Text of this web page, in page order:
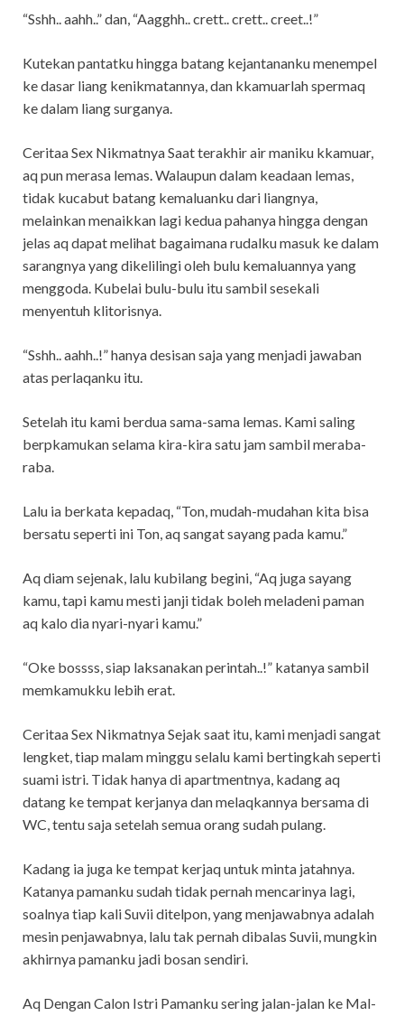
“Sshh.. aahh..” dan, “Aagghh.. crett.. crett.. creet..!”
Kutekan pantatku hingga batang kejantananku menempel
ke dasar liang kenikmatannya, dan kkamuarlah spermaq
ke dalam liang surganya.
Ceritaa Sex Nikmatnya Saat terakhir air maniku kkamuar,
aq pun merasa lemas. Walaupun dalam keadaan lemas,
tidak kucabut batang kemaluanku dari liangnya,
melainkan menaikkan lagi kedua pahanya hingga dengan
jelas aq dapat melihat bagaimana rudalku masuk ke dalam
sarangnya yang dikelilingi oleh bulu kemaluannya yang
menggoda. Kubelai bulu-bulu itu sambil sesekali
menyentuh klitorisnya.
“Sshh.. aahh..!” hanya desisan saja yang menjadi jawaban
atas perlaqanku itu.
Setelah itu kami berdua sama-sama lemas. Kami saling
berpkamukan selama kira-kira satu jam sambil meraba-
raba.
Lalu ia berkata kepadaq, “Ton, mudah-mudahan kita bisa
bersatu seperti ini Ton, aq sangat sayang pada kamu.”
Aq diam sejenak, lalu kubilang begini, “Aq juga sayang
kamu, tapi kamu mesti janji tidak boleh meladeni paman
aq kalo dia nyari-nyari kamu.”
“Oke bossss, siap laksanakan perintah..!” katanya sambil
memkamukku lebih erat.
Ceritaa Sex Nikmatnya Sejak saat itu, kami menjadi sangat
lengket, tiap malam minggu selalu kami bertingkah seperti
suami istri. Tidak hanya di apartmentnya, kadang aq
datang ke tempat kerjanya dan melaqkannya bersama di
WC, tentu saja setelah semua orang sudah pulang.
Kadang ia juga ke tempat kerjaq untuk minta jatahnya.
Katanya pamanku sudah tidak pernah mencarinya lagi,
soalnya tiap kali Suvii ditelpon, yang menjawabnya adalah
mesin penjawabnya, lalu tak pernah dibalas Suvii, mungkin
akhirnya pamanku jadi bosan sendiri.
Aq Dengan Calon Istri Pamanku sering jalan-jalan ke Mal-